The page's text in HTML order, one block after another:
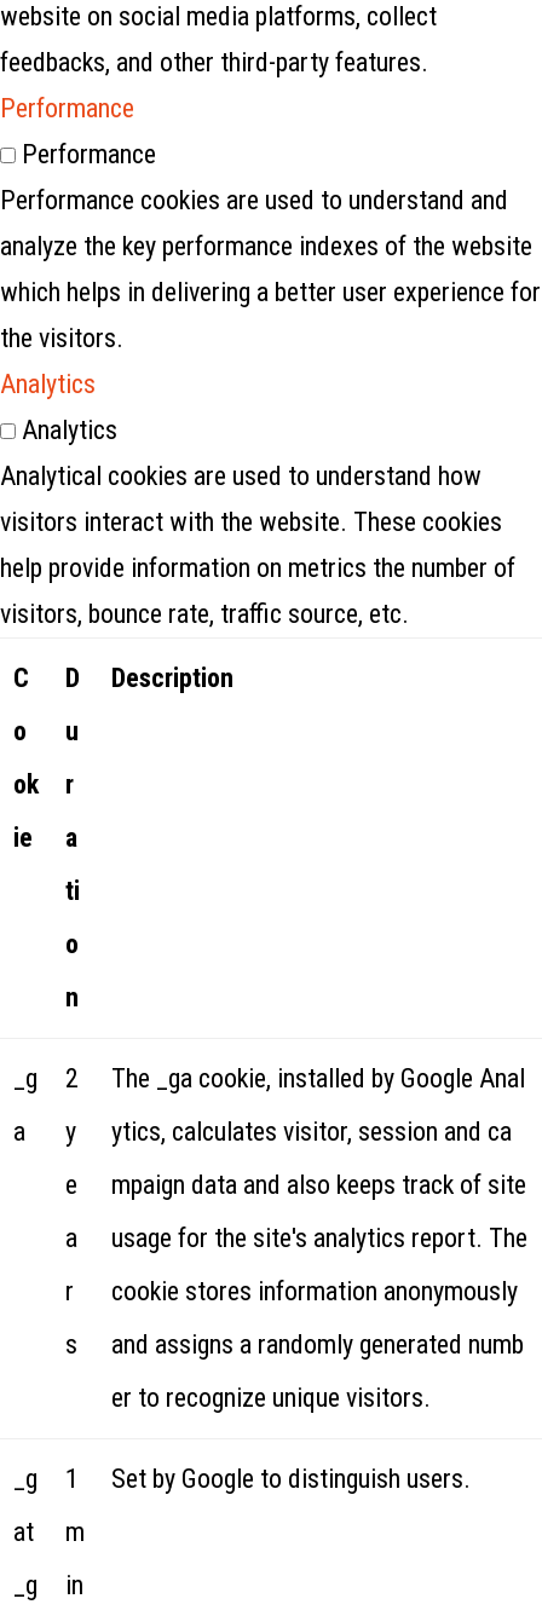
website on social media platforms, collect
feedbacks, and other third-party features.
Performance
Performance
Performance cookies are used to understand and
analyze the key performance indexes of the website
which helps in delivering a better user experience for
the visitors.
Analytics
Analytics
Analytical cookies are used to understand how
visitors interact with the website. These cookies
help provide information on metrics the number of
visitors, bounce rate, traffic source, etc.
C
o
ok
ie
D
u
r
a
ti
o
n
Description
_g
a
2
y
e
a
r
s
The _ga cookie, installed by Google Anal
ytics, calculates visitor, session and ca
mpaign data and also keeps track of site
usage for the site's analytics report. The
cookie stores information anonymously
and assigns a randomly generated numb
er to recognize unique visitors.
_g
at
_g
1
m
in
Set by Google to distinguish users.